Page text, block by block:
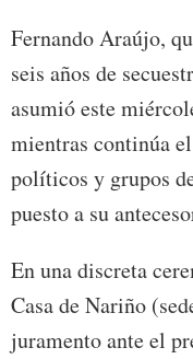
Fernando Araújo,
seis años de
asumió este
mientras continúa
políticos y grupos
puesto a su
En una discreta
Casa de Nariño
juramento ante el